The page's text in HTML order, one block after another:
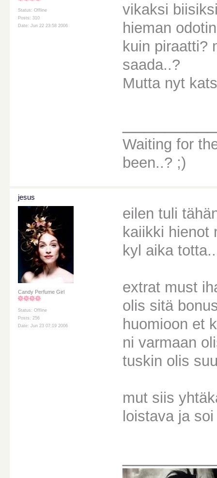
Status: Offline
Posts: 310
Date: Jun 22 23:58 2006
vikaksi
hieman
kuin piraatti?
saada..?
Mutta nyt
Waiting for
been..? ;)
jesus
Candy Perfume Girl
Status: Offline
Posts: 256
Date: Jun 23 07:19 2006
eilen tuli
kaiikki hienot
kyl aika totta..
extrat must
olis sitä
huomioon et
ni varmaan
tuskin olis
mut siis
loistava ja